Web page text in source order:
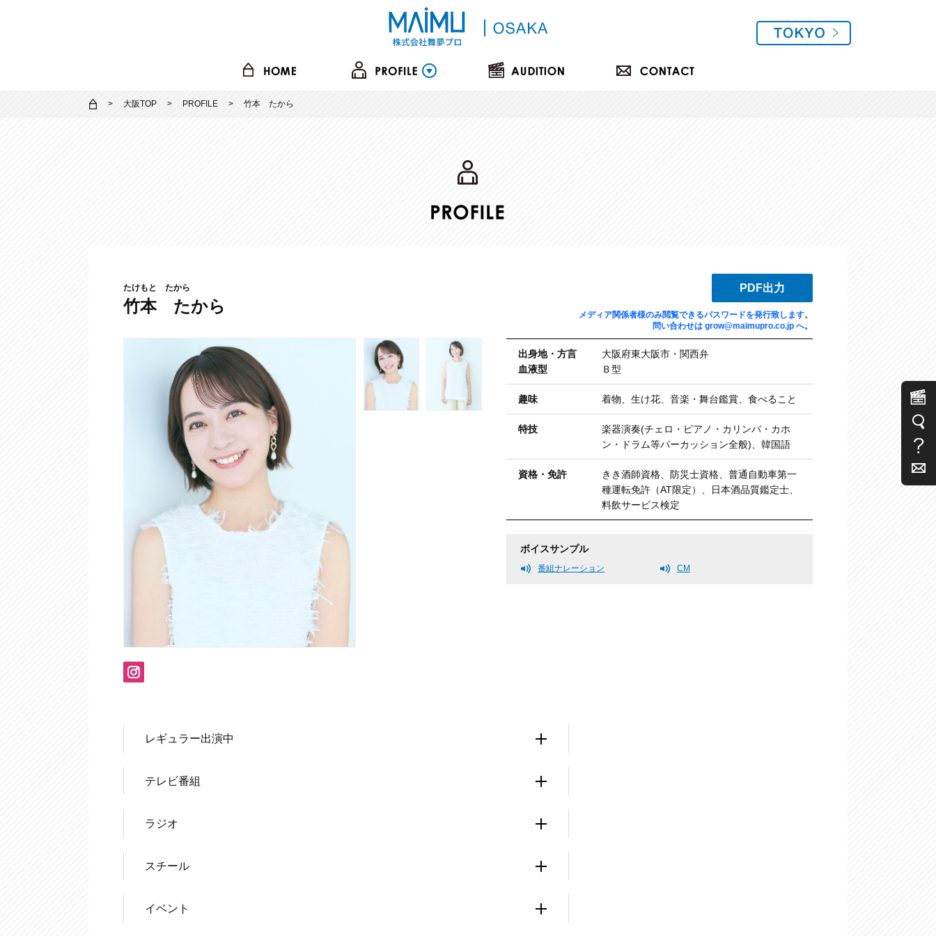
大阪TOP PROFILE 竹本 たから
たけもと たから
竹本 たから
PDF出力
メディア関係者様のみ閲覧できるパスワードを発行致します。
問い合わせは grow@maimupro.co.jp へ。
出⾝地・⽅⾔
大阪府東大阪市・関西弁
血液型
Ｂ型
趣味 着物、生け花、音楽・舞台鑑賞、食べること
特技
楽器演奏(チェロ・ピアノ・カリンバ・カホ
ン・ドラム等パーカッション全般)、韓国語
資格・免許
きき酒師資格、防災士資格、普通自動車第一
種運転免許（AT限定）、日本酒品質鑑定士、
料飲サービス検定
ボイスサンプル
番組ナレーション CM
レギュラー出演中
テレビ番組
ラジオ
スチール
イベント